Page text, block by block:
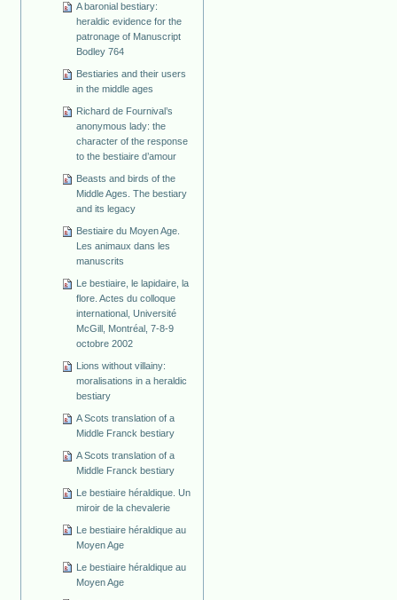
A baronial bestiary:
heraldic evidence for the
patronage of Manuscript
Bodley 764
Bestiaries and their users
in the middle ages
Richard de Fournival’s
anonymous lady: the
character of the response
to the bestiaire d’amour
Beasts and birds of the
Middle Ages. The bestiary
and its legacy
Bestiaire du Moyen Age.
Les animaux dans les
manuscrits
Le bestiaire, le lapidaire, la
flore. Actes du colloque
international, Université
McGill, Montréal, 7-8-9
octobre 2002
Lions without villainy:
moralisations in a heraldic
bestiary
A Scots translation of a
Middle Franck bestiary
A Scots translation of a
Middle Franck bestiary
Le bestiaire héraldique. Un
miroir de la chevalerie
Le bestiaire héraldique au
Moyen Age
Le bestiaire héraldique au
Moyen Age